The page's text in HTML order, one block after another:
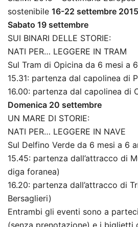
sostenibile 16-22 settembre 2015
Sabato 19 settembre
SUI BINARI DELLE STORIE:
NATI PER… LEGGERE IN TRAM
Sul Tram di Opicina da 6 mesi a
15.31: partenza dal capolinea di
16.00: partenza dal capolinea di
Domenica 20 settembre
UN MARE DI STORIE:
NATI PER… LEGGERE IN NAVE
Sul Delfino Verde da 6 mesi a 6
15.45: partenza dall’attracco di
diga foranea)
16.20: partenza dall’attracco di
Bersaglieri)
Entrambi gli eventi sono a